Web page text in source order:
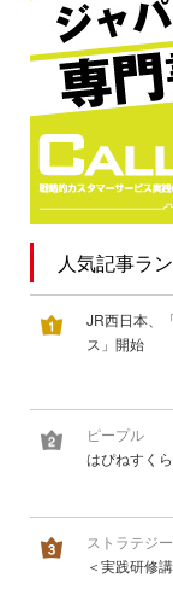
人気記事ラ
JR西日本、
ス」開始
ピープル
はぴねすく
ストラテジー
＜実践研修